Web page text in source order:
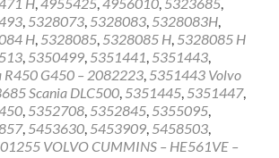
, 5328073, 5328083, 5328083H,
H, 5328085, 5328085 H, 5328085 H
, 5350499, 5351441, 5351443,
R450 G450 – 2082223, 5351443 Volvo
Scania DLC500, 5351445, 5351447,
, 5352708, 5352845, 5355095,
, 5453630, 5453909, 5458503,
VOLVO CUMMINS – HE561VE –